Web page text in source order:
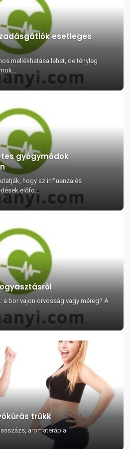
esetleges
mellékhatása lehet, de tényleg
gyógymódok
hogy az influenza és
előfo...
a bor vajon orvosság vagy méreg? A
trükk
aromaterápia